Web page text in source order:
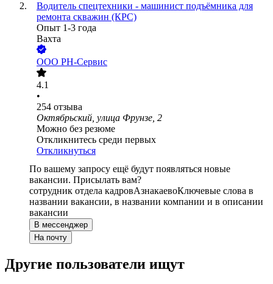
Водитель спецтехники - машинист подъёмника для
ремонта скважин (КРС)
Опыт 1-3 года
Вахта
ООО РН-Сервис
4.1
•
254 отзыва
Октябрьский, улица Фрунзе, 2
Можно без резюме
Откликнитесь среди первых
Откликнуться
По вашему запросу ещё будут появляться новые
вакансии. Присылать вам?
сотрудник отдела кадровАзнакаевоКлючевые слова в
названии вакансии, в названии компании и в описании
вакансии
В мессенджер
На почту
Другие пользователи ищут